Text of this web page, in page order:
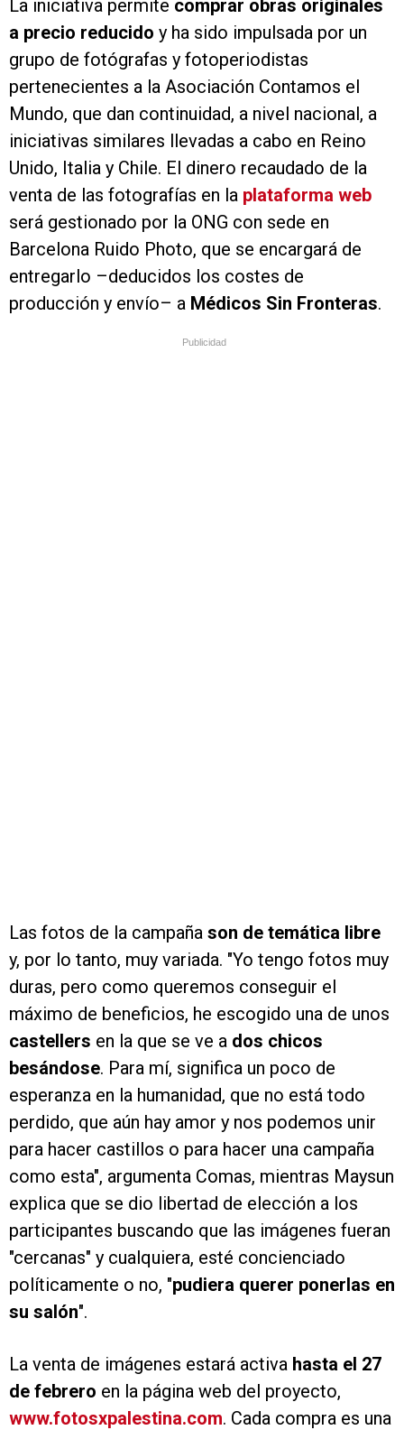
La iniciativa permite comprar obras originales
a precio reducido y ha sido impulsada por un
grupo de fotógrafas y fotoperiodistas
pertenecientes a la Asociación Contamos el
Mundo, que dan continuidad, a nivel nacional, a
iniciativas similares llevadas a cabo en Reino
Unido, Italia y Chile. El dinero recaudado de la
venta de las fotografías en la plataforma web
será gestionado por la ONG con sede en
Barcelona Ruido Photo, que se encargará de
entregarlo –deducidos los costes de
producción y envío– a Médicos Sin Fronteras.
Publicidad
Las fotos de la campaña son de temática libre
y, por lo tanto, muy variada. "Yo tengo fotos muy
duras, pero como queremos conseguir el
máximo de beneficios, he escogido una de unos
castellers en la que se ve a dos chicos
besándose. Para mí, significa un poco de
esperanza en la humanidad, que no está todo
perdido, que aún hay amor y nos podemos unir
para hacer castillos o para hacer una campaña
como esta", argumenta Comas, mientras Maysun
explica que se dio libertad de elección a los
participantes buscando que las imágenes fueran
"cercanas" y cualquiera, esté concienciado
políticamente o no, "pudiera querer ponerlas en
su salón".
La venta de imágenes estará activa hasta el 27
de febrero en la página web del proyecto,
www.fotosxpalestina.com. Cada compra es una